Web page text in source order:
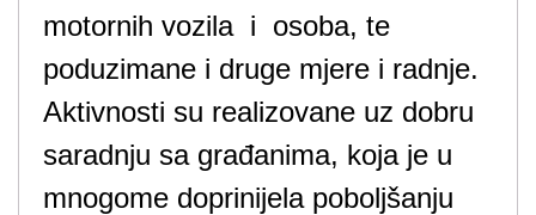
motornih vozila i osoba, te
poduzimane i druge mjere i radnje.
Aktivnosti su realizovane uz dobru
saradnju sa građanima, koja je u
mnogome doprinijela poboljšanju